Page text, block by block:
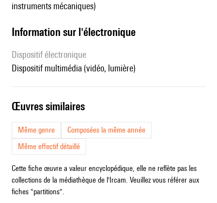
instruments mécaniques)
Information sur l'électronique
Dispositif électronique
dispositif multimédia (vidéo, lumière)
œuvres similaires
Même genre
Composées la même année
Même effectif détaillé
Cette fiche œuvre a valeur encyclopédique, elle ne reflète pas les
collections de la médiathèque de l'Ircam. Veuillez vous référer aux
fiches "partitions".